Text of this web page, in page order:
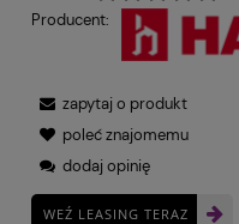
Producent:
zapytaj o produkt
poleć znajomemu
dodaj opinię
WEŹ LEASING TERAZ